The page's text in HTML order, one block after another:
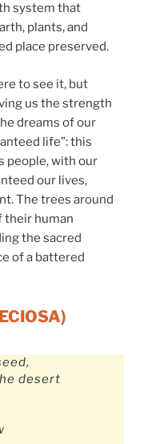
system that
plants, and
place preserved.
to see it, but
us the strength
dreams of our
life”: this
people, with our
our lives,
The trees around
their human
the sacred
of a battered
desert